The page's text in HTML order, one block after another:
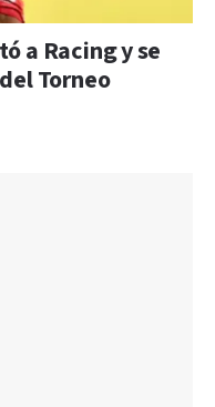
a Racing y se
Torneo